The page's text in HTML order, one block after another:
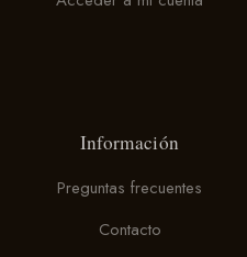
Información
Preguntas frecuentes
Contacto